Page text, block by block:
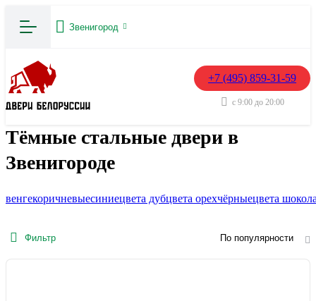
Звенигород
+7 (495) 859-31-59
с 9:00 до 20:00
Тёмные стальные двери в
Звенигороде
венгекоричневыесиниецвета дубцвета орехчёрныецвета
Фильтр По популярности